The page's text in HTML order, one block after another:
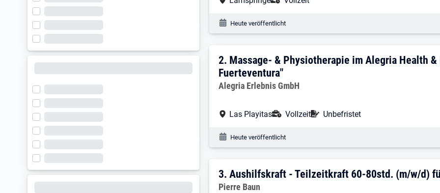
Veröffentlichungsdatum:
Heute veröffentlicht
2. Ergebnis: Massage- &
2. Massage- & Physiotherapie im Alegria Health
Fuerteventura"
Arbeitgeber:
Alegria Erlebnis GmbH
Arbeitsort:
Las Playitas Anstellungsart:
Vollzeit Befristung:
Unbefristet
Veröffentlichungsdatum:
Heute veröffentlicht
3. Ergebnis: Aushilfskraft -
3.Aushilfskraft - Teilzeitkraft 60-80std. (m/w/d)
Arbeitgeber:
Pierre Baun